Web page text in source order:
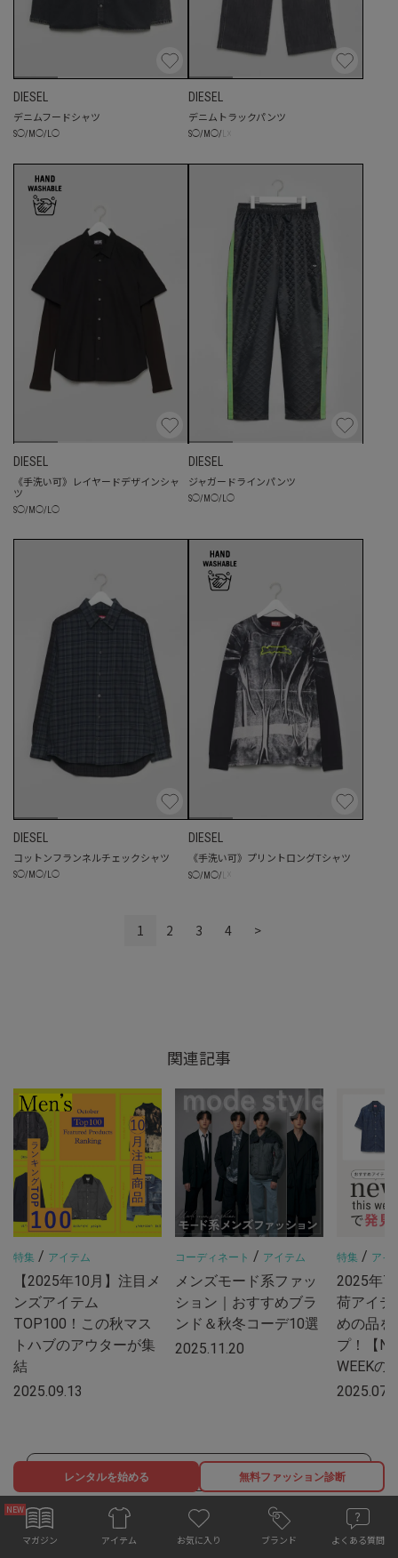
DIESEL
デニムフードシャツ
S◯/ M ◯/ ◯
DIESEL
デニムトラックパンツ
S◯/ M ◯/
DIESEL
《手洗い可》レイヤードデザインシャ
ツ
S◯/ M ◯/ L◯
DIESEL
ジャガードラインパンツ
S◯/ M ◯/ L◯
DIESEL
コットンフランネルチェックシャツ
S◯/ M ◯/ L◯
DIESEL
《手洗い可》プリントロングTシャツ
S◯/ M ◯/
1 2 3 4 >
関連記事
特集 / アイテム
【2025年10月】注目メ
ンズアイテム
TOP100！この秋マス
トハブのアウターが集
結
2025.09.13
コーディネート / アイテム
メンズモード系ファッ
ション｜おすすめブラ
ンド＆秋冬コーデ10選
2025.11.20
特集 / アイ
2025年7
荷アイテ
めの品を
プ！【
WEEKの
マガジン アイテム お気に入り ブランド よくある質問
レンタルを始める 無料ファッション診断